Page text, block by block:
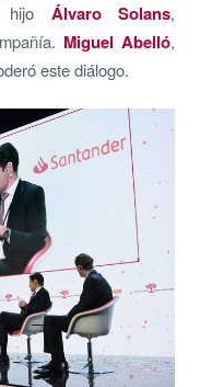
hijo Álvaro Solans,
Miguel Abelló,
este diálogo.